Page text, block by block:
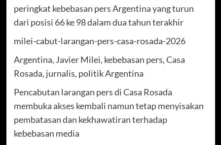
peringkat kebebasan pers Argentina yang turun
dari posisi 66 ke 98 dalam dua tahun terakhir
milei-cabut-larangan-pers-casa-rosada-2026
Argentina, Javier Milei, kebebasan pers, Casa
Rosada, jurnalis, politik Argentina
Pencabutan larangan pers di Casa Rosada
membuka akses kembali namun tetap menyisakan
pembatasan dan kekhawatiran terhadap
kebebasan media